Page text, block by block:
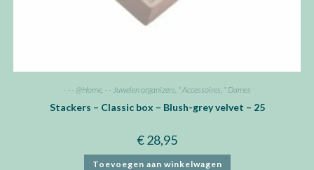
- - - @Home - - Juwelen organizers * Accessoires * Dames
Stackers – Classic box – Blush-grey velvet – 25
€28,95
Toevoegen aan winkelwagen